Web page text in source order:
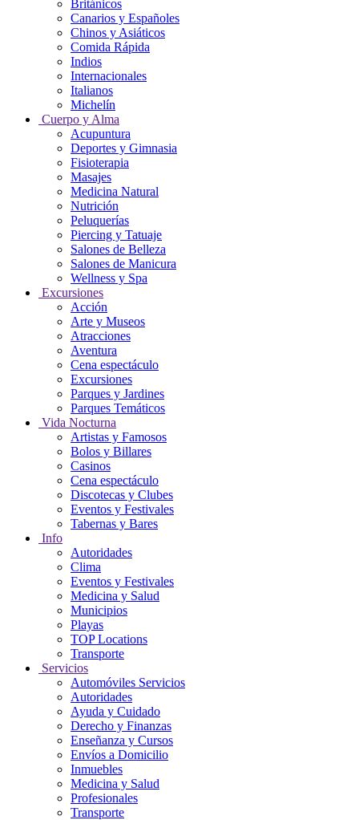
Británicos
Canarios y Españoles
Chinos y Asiáticos
Comida Rápida
Indios
Internacionales
Italianos
Michelín
Cuerpo y Alma
Acupuntura
Deportes y Gimnasia
Fisioterapia
Masajes
Medicina Natural
Nutrición
Peluquerías
Piercing y Tatuaje
Salones de Belleza
Salones de Manicura
Wellness y Spa
Excursiones
Acción
Arte y Museos
Atracciones
Aventura
Cena espectáculo
Excursiones
Parques y Jardines
Parques Temáticos
Vida Nocturna
Artistas y Famosos
Bolos y Billares
Casinos
Cena espectáculo
Discotecas y Clubes
Eventos y Festivales
Tabernas y Bares
Info
Autoridades
Clima
Eventos y Festivales
Medicina y Salud
Municipios
Playas
TOP Locations
Transporte
Servicios
Automóviles Servicios
Autoridades
Ayuda y Cuidado
Derecho y Finanzas
Enseñanza y Cursos
Envíos a Domicilio
Inmuebles
Medicina y Salud
Profesionales
Transporte